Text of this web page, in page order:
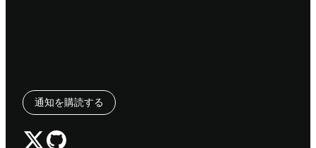
通知を購読する